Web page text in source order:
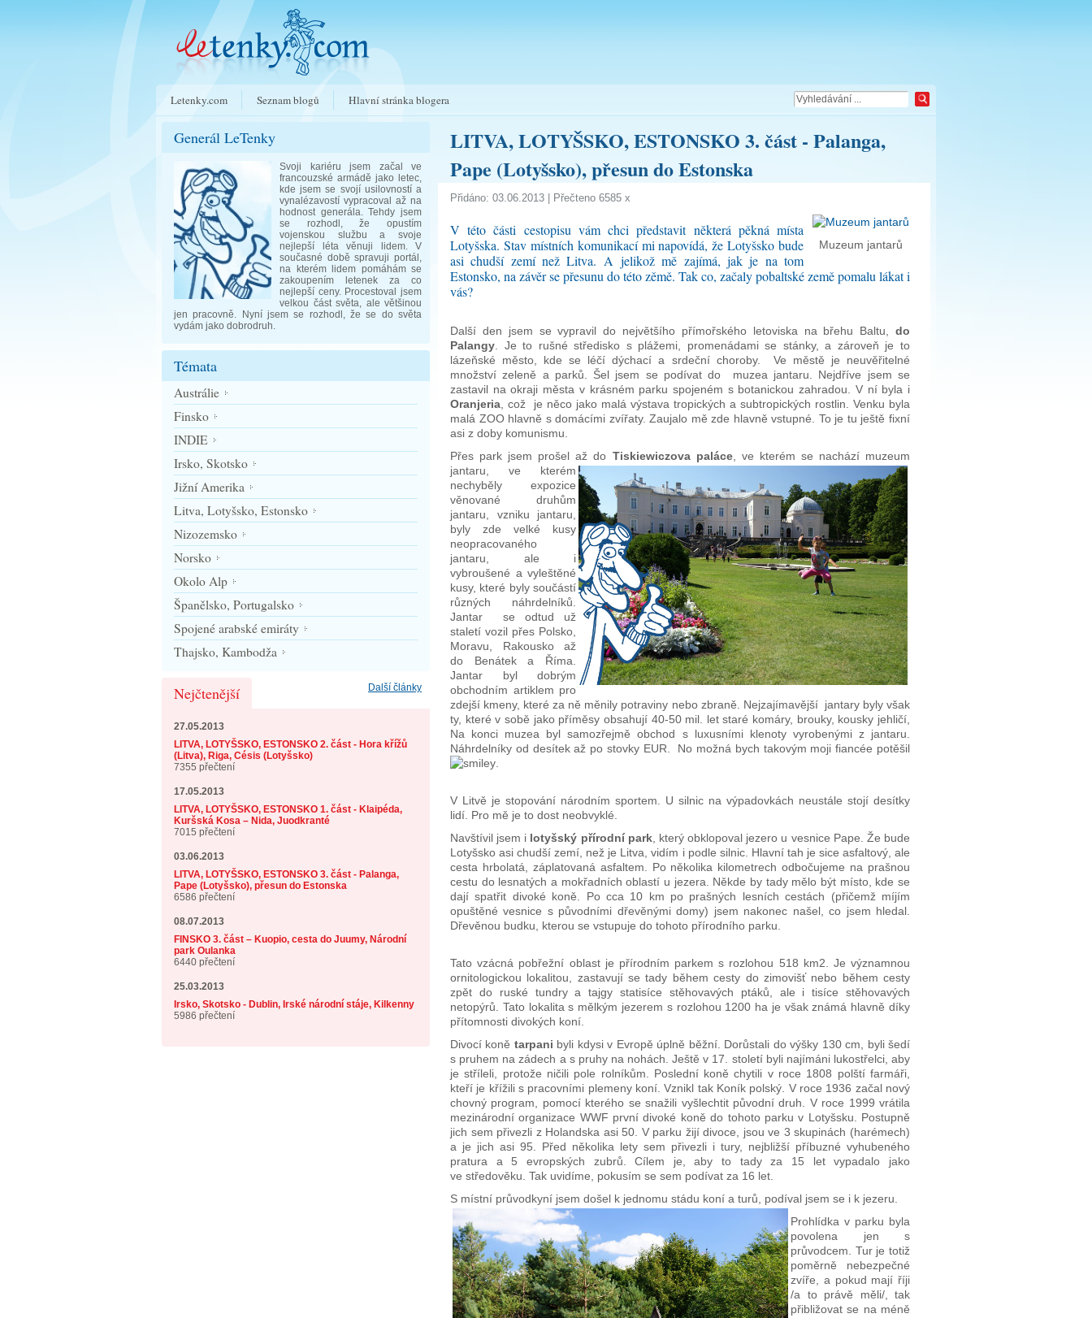
Letenky.com Seznam blogů Hlavní stránka blogera
Generál LeTenky
Svoji kariéru jsem začal ve
francouzské armádě jako letec,
kde jsem se svojí usilovností a
vynalézavostí vypracoval až na
hodnost generála. Tehdy jsem
se rozhodl, že opustím
vojenskou službu a svoje
nejlepší léta věnuji lidem. V
současné době spravuji portál,
na kterém lidem pomáhám se
zakoupením letenek za co
nejlepší ceny. Procestoval jsem
velkou část světa, ale většinou
jen pracovně. Nyní jsem se rozhodl, že se do světa
vydám jako dobrodruh.
Témata
Austrálie
Finsko
INDIE
Irsko, Skotsko
Jižní Amerika
Litva, Lotyšsko, Estonsko
Nizozemsko
Norsko
Okolo Alp
Španělsko, Portugalsko
Spojené arabské emiráty
Thajsko, Kambodža
Další články
Nejčtenější
27.05.2013
LITVA, LOTYŠSKO, ESTONSKO 2. část - Hora křížů
(Litva), Riga, Césis (Lotyšsko)
7355 přečtení
17.05.2013
LITVA, LOTYŠSKO, ESTONSKO 1. část - Klaipéda,
Kuršská Kosa – Nida, Juodkranté
7015 přečtení
03.06.2013
LITVA, LOTYŠSKO, ESTONSKO 3. část - Palanga,
Pape (Lotyšsko), přesun do Estonska
6586 přečtení
08.07.2013
FINSKO 3. část – Kuopio, cesta do Juumy, Národní
park Oulanka
6440 přečtení
25.03.2013
Irsko, Skotsko - Dublin, Irské národní stáje, Kilkenny
5986 přečtení
LITVA, LOTYŠSKO, ESTONSKO 3. část - Palanga,
Pape (Lotyšsko), přesun do Estonska
Přidáno: 03.06.2013 | Přečteno 6585 x
Muzeum jantarů
V této části cestopisu vám chci představit některá pěkná místa
Lotyšska. Stav místních komunikací mi napovídá, že Lotyšsko bude
asi chudší zemí než Litva. A jelikož mě zajímá, jak je na tom
Estonsko, na závěr se přesunu do této zěmě. Tak co, začaly pobaltské země pomalu lákat i
vás?
Další den jsem se vypravil do největšího přímořského letoviska na břehu Baltu, do
Palangy . Je to rušné středisko s plážemi, promenádami se stánky, a zároveň je to
lázeňské město, kde se léčí dýchací a srdeční choroby. Ve městě je neuvěřitelné
množství zeleně a parků. Šel jsem se podívat do muzea jantaru. Nejdříve jsem se
zastavil na okraji města v krásném parku spojeném s botanickou zahradou. V ní byla i
Oranjeria , což je něco jako malá výstava tropických a subtropických rostlin. Venku byla
malá ZOO hlavně s domácími zvířaty. Zaujalo mě zde hlavně vstupné. To je tu ještě fixní
asi z doby komunismu.
Přes park jsem prošel aždo Tiskiewiczova paláce, ve kterém se nachází muzeum
jantaru, ve kterém
nechyběly expozice
věnované druhům
jantaru, vzniku jantaru,
byly zde velké kusy
neopracovaného
jantaru, ale i
vybroušené a vyleštěné
kusy, které byly součástí
různých náhrdelníků.
Jantar se odtud už
staletí vozil přes Polsko,
Moravu, Rakousko až
do Benátek a Říma.
Jantar byl dobrým
obchodním artiklem pro
zdejší kmeny, které za ně měnily potraviny nebo zbraně. Nejzajímavější jantary byly však
ty, které v sobě jako příměsy obsahují 40-50 mil. let staré komáry, brouky, kousky jehličí,
Na konci muzea byl samozřejmě obchod s luxusními klenoty vyrobenými z jantaru.
Náhrdelníky od desítek až po stovky EUR. No možná bych takovým moji fiancée potěšil
V Litvě je stopování národním sportem. U silnic na výpadovkách neustále stojí desítky
lidí. Pro mě je to dost neobvyklé.
Navštívil jsem i lotyšský přírodní park, který obklopoval jezero u vesnice Pape. Že bude
Lotyšsko asi chudší zemí, než je Litva, vidím i podle silnic. Hlavní tah je sice asfaltový, ale
cesta hrbolatá, záplatovaná asfaltem. Po několika kilometrech odbočujeme na prašnou
cestu do lesnatých a mokřadních oblastí u jezera. Někde by tady mělo být místo, kde se
dají spatřit divoké koně. Po cca 10 km po prašných lesních cestách (přičemž míjím
opuštěné vesnice s původními dřevěnými domy) jsem nakonec našel, co jsem hledal.
Dřevěnou budku, kterou se vstupuje do tohoto přírodního parku.
Tato vzácná pobřežní oblast je přírodním parkem s rozlohou 518 km2. Je významnou
ornitologickou lokalitou, zastavují se tady během cesty do zimovišť nebo během cesty
zpět do ruské tundry a tajgy statisíce stěhovavých ptáků, ale i tisíce stěhovavých
netopýrů. Tato lokalita s mělkým jezerem s rozlohou 1200 ha je však známá hlavně díky
přítomnosti divokých koní.
Divocí koně tarpani byli kdysi v Evropě úplně běžní. Dorůstali do výšky 130 cm, byli šedí
s pruhem na zádech a s pruhy na nohách. Ještě v 17. století byli najímáni lukostřelci, aby
je stříleli, protože ničili pole rolníkům. Poslední koně chytili v roce 1808 polští farmáři,
kteří je křížili s pracovními plemeny koní. Vznikl tak Koník polský. V roce 1936 začal nový
chovný program, pomocí kterého se snažili vyšlechtit původní druh. V roce 1999 vrátila
mezinárodní organizace WWF první divoké koně do tohoto parku v Lotyšsku. Postupně
jich sem přivezli z Holandska asi 50. V parku žijí divoce, jsou ve 3 skupinách (harémech)
a je jich asi 95. Před několika lety sem přivezli i tury, nejbližší příbuzné vyhubeného
pratura a 5 evropských zubrů. Cílem je, aby to tady za 15 let vypadalo jako
ve středověku. Tak uvidíme, pokusím se sem podívat za 16 let.
S místní průvodkyní jsem došel k jednomu stádu koní a turů, podíval jsem se i k jezeru.
Prohlídka v parku byla
povolena jen s
průvodcem. Tur je totiž
poměrně nebezpečné
zvíře, a pokud mají říji
/a to právě měli/, tak
přibližovat se na méně